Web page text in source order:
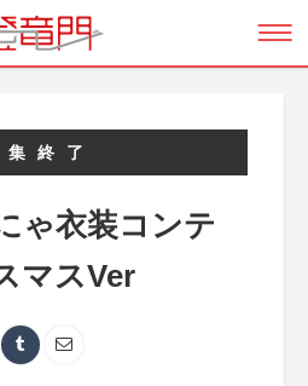
集終了
ゃ衣装コンテ
マスVer